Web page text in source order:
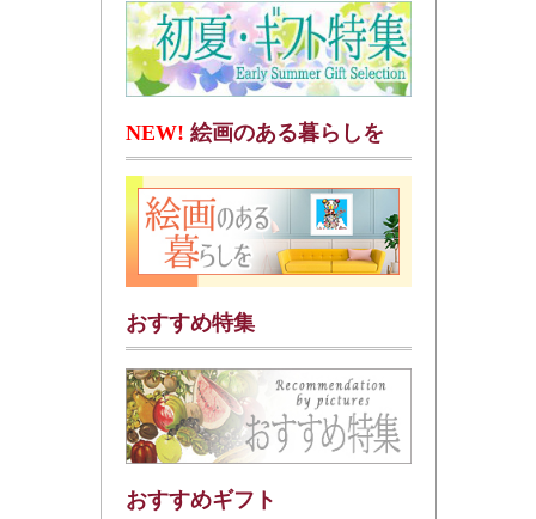
NEW! 絵画のある暮らしを
おすすめ特集
おすすめギフト